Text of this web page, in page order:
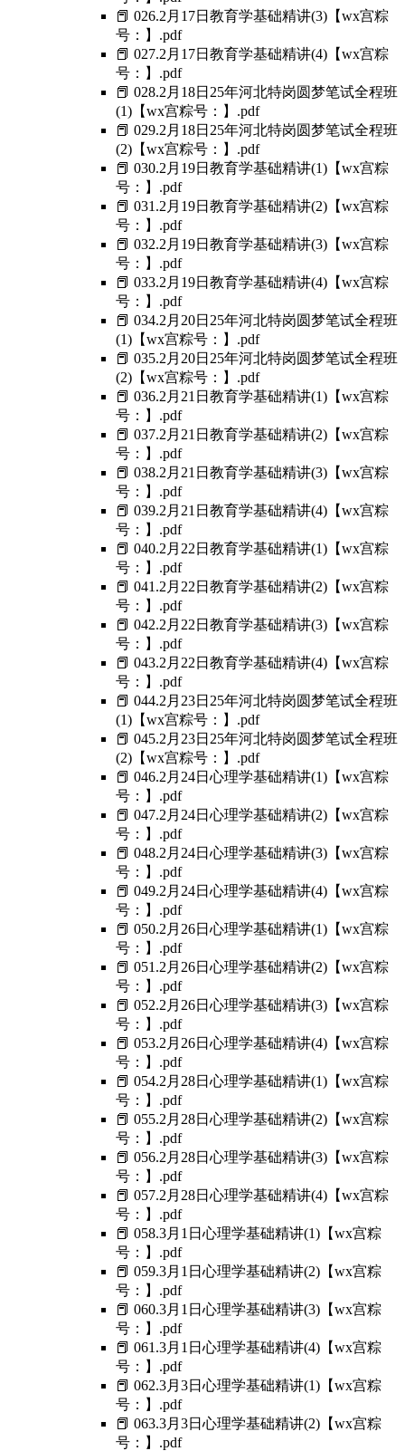
📕 026.2月17日教育学基础精讲(3)【wx宫粽
号：】.pdf
📕 027.2月17日教育学基础精讲(4)【wx宫粽
号：】.pdf
📕 028.2月18日25年河北特岗圆梦笔试全程班
(1)【wx宫粽号：】.pdf
📕 029.2月18日25年河北特岗圆梦笔试全程班
(2)【wx宫粽号：】.pdf
📕 030.2月19日教育学基础精讲(1)【wx宫粽
号：】.pdf
📕 031.2月19日教育学基础精讲(2)【wx宫粽
号：】.pdf
📕 032.2月19日教育学基础精讲(3)【wx宫粽
号：】.pdf
📕 033.2月19日教育学基础精讲(4)【wx宫粽
号：】.pdf
📕 034.2月20日25年河北特岗圆梦笔试全程班
(1)【wx宫粽号：】.pdf
📕 035.2月20日25年河北特岗圆梦笔试全程班
(2)【wx宫粽号：】.pdf
📕 036.2月21日教育学基础精讲(1)【wx宫粽
号：】.pdf
📕 037.2月21日教育学基础精讲(2)【wx宫粽
号：】.pdf
📕 038.2月21日教育学基础精讲(3)【wx宫粽
号：】.pdf
📕 039.2月21日教育学基础精讲(4)【wx宫粽
号：】.pdf
📕 040.2月22日教育学基础精讲(1)【wx宫粽
号：】.pdf
📕 041.2月22日教育学基础精讲(2)【wx宫粽
号：】.pdf
📕 042.2月22日教育学基础精讲(3)【wx宫粽
号：】.pdf
📕 043.2月22日教育学基础精讲(4)【wx宫粽
号：】.pdf
📕 044.2月23日25年河北特岗圆梦笔试全程班
(1)【wx宫粽号：】.pdf
📕 045.2月23日25年河北特岗圆梦笔试全程班
(2)【wx宫粽号：】.pdf
📕 046.2月24日心理学基础精讲(1)【wx宫粽
号：】.pdf
📕 047.2月24日心理学基础精讲(2)【wx宫粽
号：】.pdf
📕 048.2月24日心理学基础精讲(3)【wx宫粽
号：】.pdf
📕 049.2月24日心理学基础精讲(4)【wx宫粽
号：】.pdf
📕 050.2月26日心理学基础精讲(1)【wx宫粽
号：】.pdf
📕 051.2月26日心理学基础精讲(2)【wx宫粽
号：】.pdf
📕 052.2月26日心理学基础精讲(3)【wx宫粽
号：】.pdf
📕 053.2月26日心理学基础精讲(4)【wx宫粽
号：】.pdf
📕 054.2月28日心理学基础精讲(1)【wx宫粽
号：】.pdf
📕 055.2月28日心理学基础精讲(2)【wx宫粽
号：】.pdf
📕 056.2月28日心理学基础精讲(3)【wx宫粽
号：】.pdf
📕 057.2月28日心理学基础精讲(4)【wx宫粽
号：】.pdf
📕 058.3月1日心理学基础精讲(1)【wx宫粽
号：】.pdf
📕 059.3月1日心理学基础精讲(2)【wx宫粽
号：】.pdf
📕 060.3月1日心理学基础精讲(3)【wx宫粽
号：】.pdf
📕 061.3月1日心理学基础精讲(4)【wx宫粽
号：】.pdf
📕 062.3月3日心理学基础精讲(1)【wx宫粽
号：】.pdf
📕 063.3月3日心理学基础精讲(2)【wx宫粽
号：】.pdf